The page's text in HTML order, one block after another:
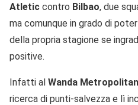
Atletic contro Bilbao, due
ma comunque in grado di
della propria stagione se
positive.
Infatti al Wanda
ricerca di punti-salvezza e lì